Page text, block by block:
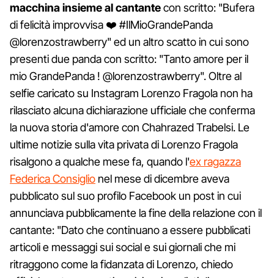
macchina insieme al cantantecon scritto: "Bufera
di felicità improvvisa ❤️ #IlMioGrandePanda
@lorenzostrawberry" ed un altro scatto in cui sono
presenti due panda con scritto: "Tanto amore per il
mio GrandePanda ! @lorenzostrawberry". Oltre al
selfie caricato su Instagram Lorenzo Fragola non ha
rilasciato alcuna dichiarazione ufficiale che conferma
la nuova storia d'amore con Chahrazed Trabelsi. Le
ultime notizie sulla vita privata di Lorenzo Fragola
risalgono a qualche mese fa, quando l'ex ragazza
Federica Consiglio nel mese di dicembre aveva
pubblicato sul suo profilo Facebook un post in cui
annunciava pubblicamente la fine della relazione con il
cantante: "Dato che continuano a essere pubblicati
articoli e messaggi sui social e sui giornali che mi
ritraggono come la fidanzata di Lorenzo, chiedo